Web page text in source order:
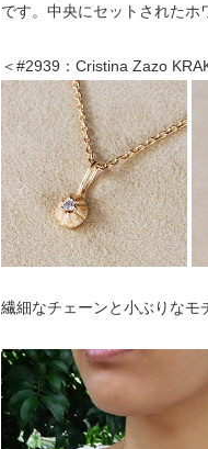
です。中央にセットされたホ
＜#2939：Cristina Zazo
繊細なチェーンと小ぶりなモ